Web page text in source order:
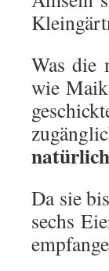
Was die
wie
Da sie
sechs